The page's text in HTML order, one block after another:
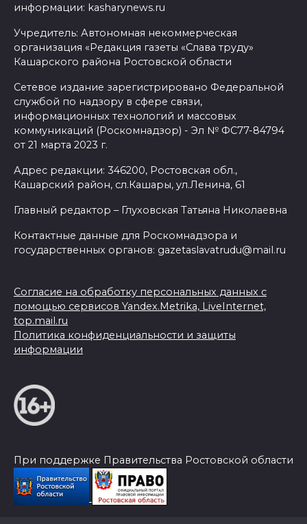
информации: kasharynews.ru
Учредитель: Автономная некоммерческая
организация «Редакция газеты «Слава труду»
Кашарского района Ростовской области
Сетевое издание зарегистрировано Федеральной
службой по надзору в сфере связи,
информационных технологий и массовых
коммуникаций (Роскомнадзор) - Эл № ФС77-84794
от 21 марта 2023 г.
Адрес редакции: 346200, Ростовская обл.,
Кашарский район, сл.Кашары, ул.Ленина, 61
Главный редактор – Глуховская Татьяна Николаевна
Контактные данные для Роскомнадзора и
государственных органов: gazetaslavatrudu@mail.ru
Согласие на обработку персональных данных с
помощью сервисов Yandex.Metrika, LiveInternet,
top.mail.ru
Политика конфиденциальности и защиты
информации
При поддержке Правительства Ростовской области